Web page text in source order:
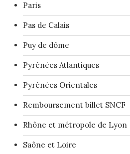
Paris
Pas de Calais
Puy de dôme
Pyrénées Atlantiques
Pyrénées Orientales
Remboursement billet SNCF
Rhône et métropole de Lyon
Saône et Loire